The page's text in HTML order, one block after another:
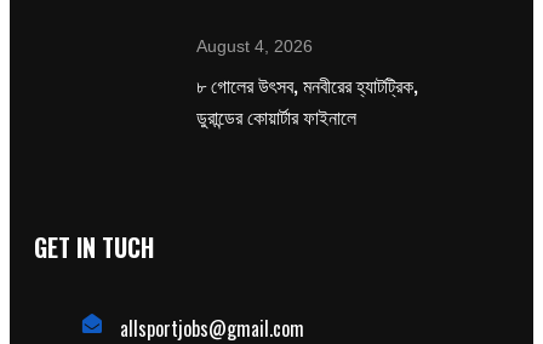
August 4, 2026
৮ গোলের উৎসব, মনবীরের হ্যাটট্রিক,
ডুরান্ডের কোয়ার্টার ফাইনালে
GET IN TUCH
allsportjobs@gmail.com